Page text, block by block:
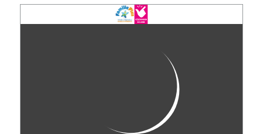
Votre escapade en deux roues, sur mesure !
Louez votre moto BMW pour une journée, un week-
TÉLÉPHONE